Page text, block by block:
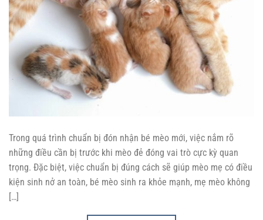
Trong quá trình chuẩn bị đón nhận bé mèo mới, việc nắm rõ
những điều cần bị trước khi mèo đẻ đóng vai trò cực kỳ quan
trọng. Đặc biệt, việc chuẩn bị đúng cách sẽ giúp mèo mẹ có điều
kiện sinh nở an toàn, bé mèo sinh ra khỏe mạnh, mẹ mèo không
[…]